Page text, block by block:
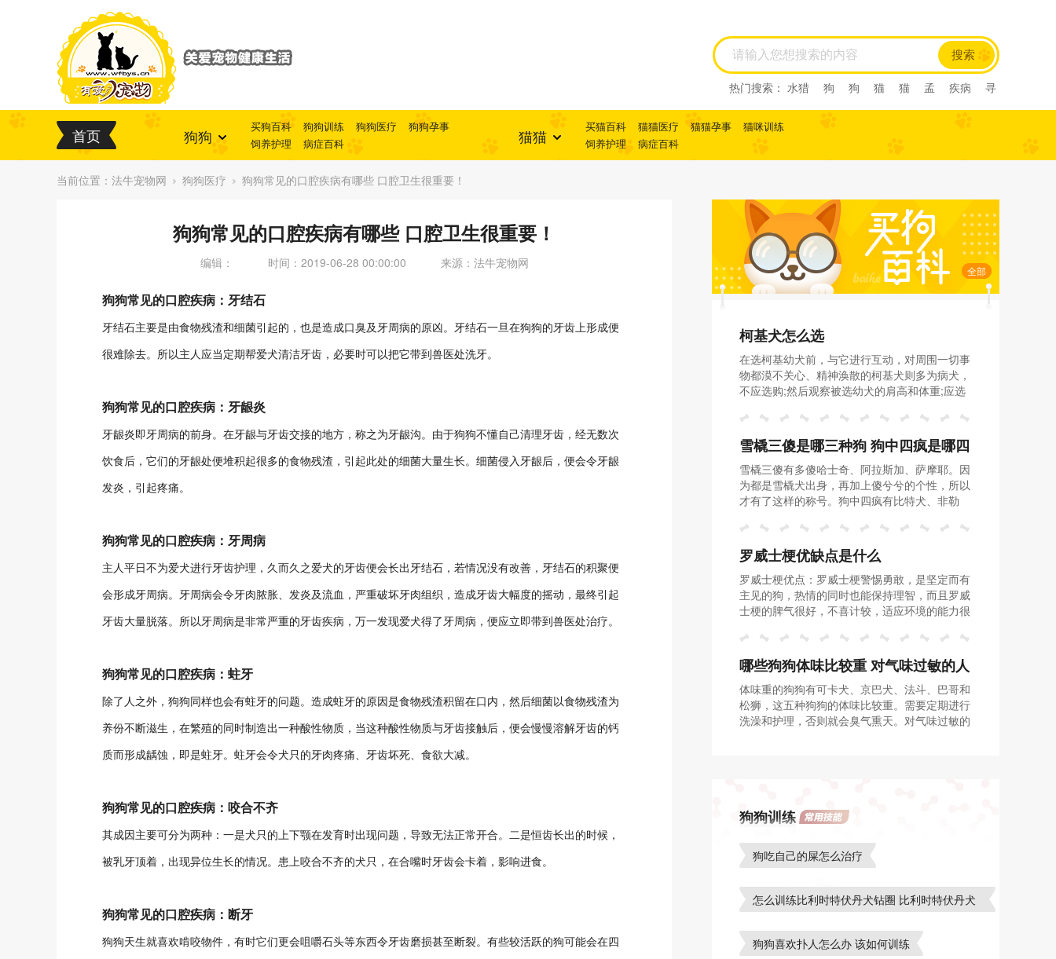
搜索
热门搜索： 水猎 狗 狗 猫 猫 孟 疾病
寻
西尼
阿比西尼
缅甸猫
猫
热带草原猫 索马里猫 索马里猫
塞尔凯
塞尔凯
土耳 土耳 雪鞋猫 雪鞋猫
英国长
毛猫
英国长毛猫 英国短毛猫 英国短毛猫
中华
田园猫
土猫 狸花猫 狸花猫 中国 中国
田
园猫
重点色短毛猫 重点色短毛猫 中国
斯
法斗
拉屎 乱拉屎 加菲 布偶 布偶
加菲
首页 狗狗 买狗百科 狗狗训练 狗狗医疗
狗狗孕事
饲养护理
病症百科 猫猫 买猫百科 猫猫医疗 猫猫孕事
猫咪训练
饲养护理
病症百科
当前位置： 法牛宠物网 狗狗医疗 狗狗常见的口腔疾病有哪些 口腔卫生很重要！
狗狗常见的口腔疾病有哪些 口腔卫生很重要！
编辑： 时间：2019-06-28 00:00:00 来源：法牛宠物网
狗狗常见的口腔疾病：牙结石
牙结石主要是由食物残渣和细菌引起的，也是造成口臭及牙周病的原凶。牙结石一旦在狗狗的牙齿上形成便
很难除去。所以主人应当定期帮爱犬清洁牙齿，必要时可以把它带到兽医处洗牙。
狗狗常见的口腔疾病：牙龈炎
牙龈炎即牙周病的前身。在牙龈与牙齿交接的地方，称之为牙龈沟。由于狗狗不懂自己清理牙齿，经无数次
饮食后，它们的牙龈处便堆积起很多的食物残渣，引起此处的细菌大量生长。细菌侵入牙龈后，便会令牙龈
发炎，引起疼痛。
狗狗常见的口腔疾病：牙周病
主人平日不为爱犬进行牙齿护理，久而久之爱犬的牙齿便会长出牙结石，若情况没有改善，牙结石的积聚便
会形成牙周病。牙周病会令牙肉脓胀、发炎及流血，严重破坏牙肉组织，造成牙齿大幅度的摇动，最终引起
牙齿大量脱落。所以牙周病是非常严重的牙齿疾病，万一发现爱犬得了牙周病，便应立即带到兽医处治疗。
狗狗常见的口腔疾病：蛀牙
除了人之外，狗狗同样也会有蛀牙的问题。造成蛀牙的原因是食物残渣积留在口内，然后细菌以食物残渣为
养份不断滋生，在繁殖的同时制造出一种酸性物质，当这种酸性物质与牙齿接触后，便会慢慢溶解牙齿的钙
质而形成龋蚀，即是蛀牙。蛀牙会令犬只的牙肉疼痛、牙齿坏死、食欲大减。
狗狗常见的口腔疾病：咬合不齐
其成因主要可分为两种：一是犬只的上下颚在发育时出现问题，导致无法正常开合。二是恒齿长出的时候，
被乳牙顶着，出现异位生长的情况。患上咬合不齐的犬只，在合嘴时牙齿会卡着，影响进食。
狗狗常见的口腔疾病：断牙
狗狗天生就喜欢啃咬物件，有时它们更会咀嚼石头等东西令牙齿磨损甚至断裂。有些较活跃的狗可能会在四
全部
柯基犬怎么选
在选柯基幼犬前，与它进行互动，对周围一切事
物都漠不关心、精神涣散的柯基犬则多为病犬，
不应选购;然后观察被选幼犬的肩高和体重;应选
巧，站立时姿表优雅的柯基犬。
雪橇三傻是哪三种狗 狗中四疯是哪四
疯
雪橇三傻有多傻哈士奇、阿拉斯加、萨摩耶。因
为都是雪橇犬出身，再加上傻兮兮的个性，所以
才有了这样的称号。狗中四疯有比特犬、非勒
力极强，一般人难以驾驭。
罗威士梗优缺点是什么
罗威士梗优点：罗威士梗警惕勇敢，是坚定而有
主见的狗，热情的同时也能保持理智，而且罗威
士梗的脾气很好，不喜计较，适应环境的能力很
训练时花的时间多，蛮横且力气大，对其它狗有
攻击性。
哪些狗狗体味比较重 对气味过敏的人
不要养
体味重的狗狗有可卡犬、京巴犬、法斗、巴哥和
松狮，这五种狗狗的体味比较重。需要定期进行
洗澡和护理，否则就会臭气熏天。对气味过敏的
狗狗训练
狗吃自己的屎怎么治疗
怎么训练比利时特伏丹犬钻圈 比利时特伏丹犬
狗狗喜欢扑人怎么办 该如何训练